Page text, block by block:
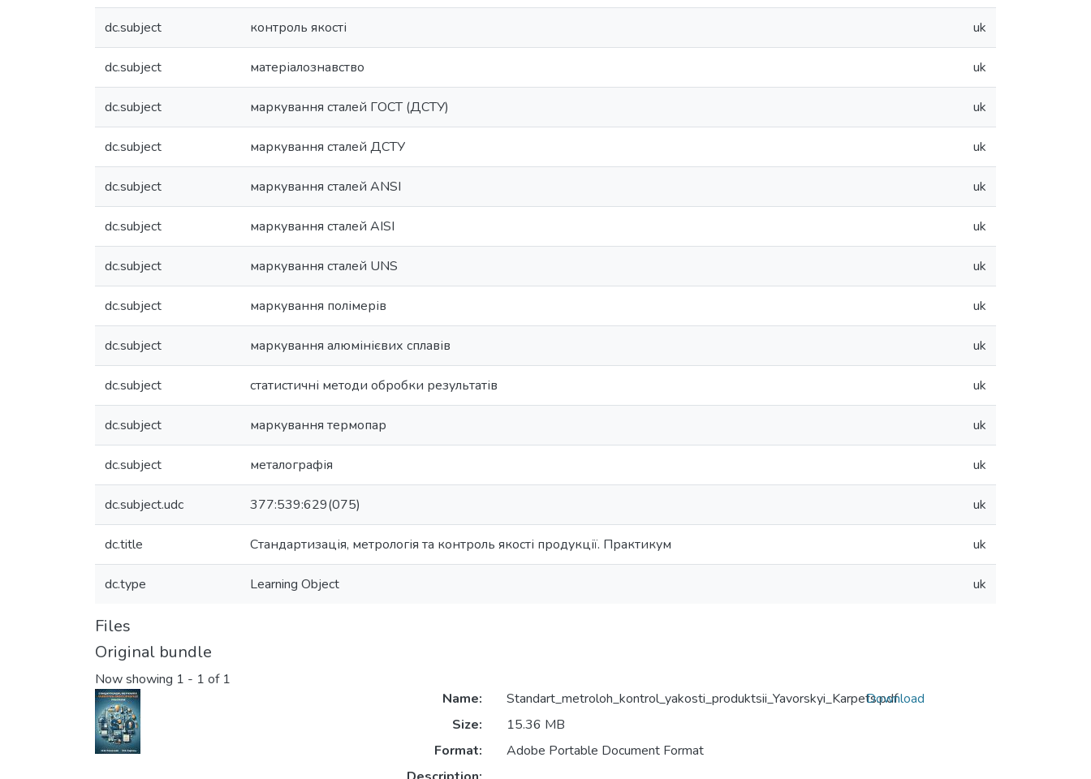
dc.subject контроль якості uk
dc.subject матеріалознавство uk
dc.subject маркування сталей ГОСТ (ДСТУ) uk
dc.subject маркування сталей ДСТУ uk
dc.subject маркування сталей ANSI uk
dc.subject маркування сталей AISI uk
dc.subject маркування сталей UNS uk
dc.subject маркування полімерів uk
dc.subject маркування алюмінієвих сплавів uk
dc.subject статистичні методи обробки результатів uk
dc.subject маркування термопар uk
dc.subject металографія uk
dc.subject.udc 377:539:629(075) uk
dc.title Стандартизація, метрологія та контроль якості продукції. Практикум uk
dc.type Learning Object uk
Files
Original bundle
Now showing 1 - 1 of 1
Name:
Standart_metroloh_kontrol_yakosti_produktsii_Yavorskyi_Karpets.pdf
Size:
15.36 MB
Format:
Adobe Portable Document Format
Download